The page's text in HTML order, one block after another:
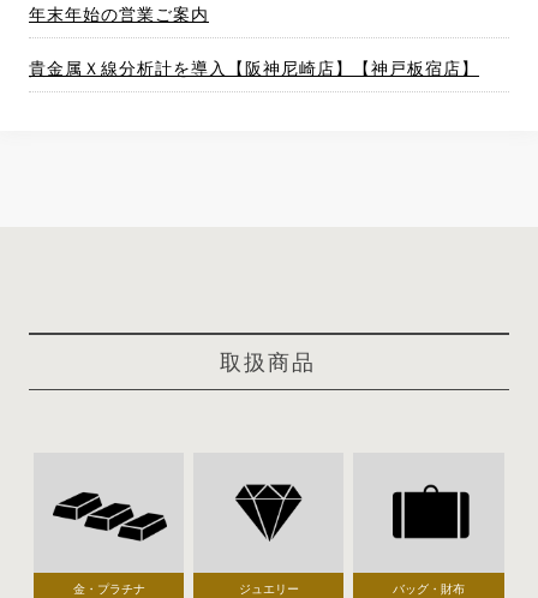
年末年始の営業ご案内
貴金属Ｘ線分析計を導入【阪神尼崎店】【神戸板宿店】
取扱商品
金・プラチナ ジュエリー バッグ・財布